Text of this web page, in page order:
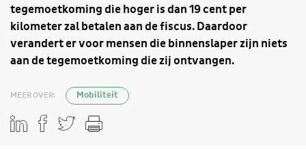
tegemoetkoming die hoger is dan 19 cent per
kilometer zal betalen aan de fiscus. Daardoor
verandert er voor mensen die binnenslaper zijn niets
aan de tegemoetkoming die zij ontvangen.
MEER OVER: Mobiliteit